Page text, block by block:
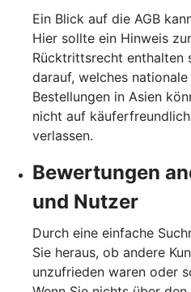
Ein Blick auf die AGB
Hier sollte ein Hinweis
Rücktrittsrecht enthalten
darauf, welches
Bestellungen in Asien
nicht auf
verlassen.
Bewertungen
und Nutzer
Durch eine einfache
Sie heraus, ob andere
unzufrieden waren oder